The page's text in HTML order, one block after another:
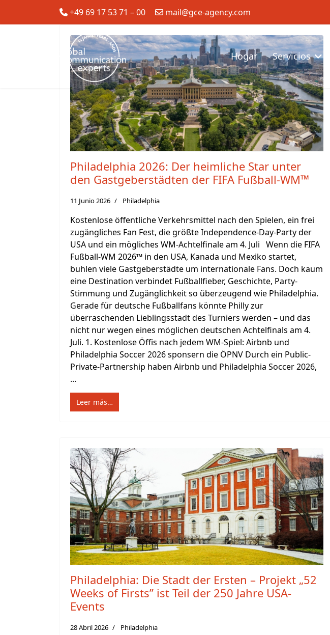
+49 69 17 53 71 – 00 mail@gce-agency.com
Hogar Servicios
Philadelphia 2026: Der heimliche Star unter
den Gastgeberstädten der FIFA Fußball-WM™
11 Junio 2026 Philadelphia
Kostenlose öffentliche Verkehrsmittel nach den Spielen, ein frei
zugängliches Fan Fest, die größte Independence-Day-Party der
USA und ein mögliches WM-Achtelfinale am 4. Juli Wenn die FIFA
Fußball-WM 2026™ in den USA, Kanada und Mexiko startet,
buhlen viele Gastgeberstädte um internationale Fans. Doch kaum
eine Destination verbindet Fußballfieber, Geschichte, Party-
Stimmung und Zugänglichkeit so überzeugend wie Philadelphia.
Gerade für deutsche Fußballfans könnte Philly zur
überraschenden Lieblingsstadt des Turniers werden – und das
nicht nur wegen eines möglichen deutschen Achtelfinals am 4.
Juli. 1. Kostenlose Öffis nach jedem WM-Spiel: Airbnb und
Philadelphia Soccer 2026 sponsern die ÖPNV Durch ein Public-
Private-Partnership haben Airbnb und Philadelphia Soccer 2026,
...
Leer más…
Philadelphia: Die Stadt der Ersten – Projekt „52
Weeks of Firsts” ist Teil der 250 Jahre USA-
Events
28 Abril 2026 Philadelphia